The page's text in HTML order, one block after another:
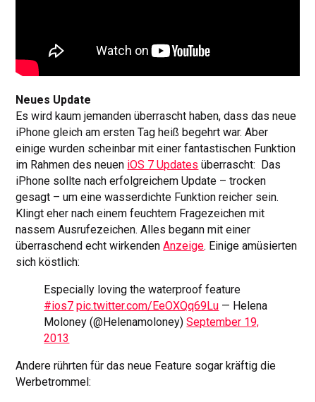
Neues Update
Es wird kaum jemanden überrascht haben, dass das neue
iPhone gleich am ersten Tag heiß begehrt war. Aber
einige wurden scheinbar mit einer fantastischen Funktion
im Rahmen des neuen iOS 7 Updates überrascht: Das
iPhone sollte nach erfolgreichem Update – trocken
gesagt – um eine wasserdichte Funktion reicher sein.
Klingt eher nach einem feuchtem Fragezeichen mit
nassem Ausrufezeichen. Alles begann mit einer
überraschend echt wirkendenAnzeige. Einige amüsierten
sich köstlich:
Especially loving the waterproof feature
#ios7 pic.twitter.com/EeOXQq69Lu — Helena
Moloney (@Helenamoloney)September 19,
2013
Andere rührten für das neue Feature sogar kräftig die
Werbetrommel: